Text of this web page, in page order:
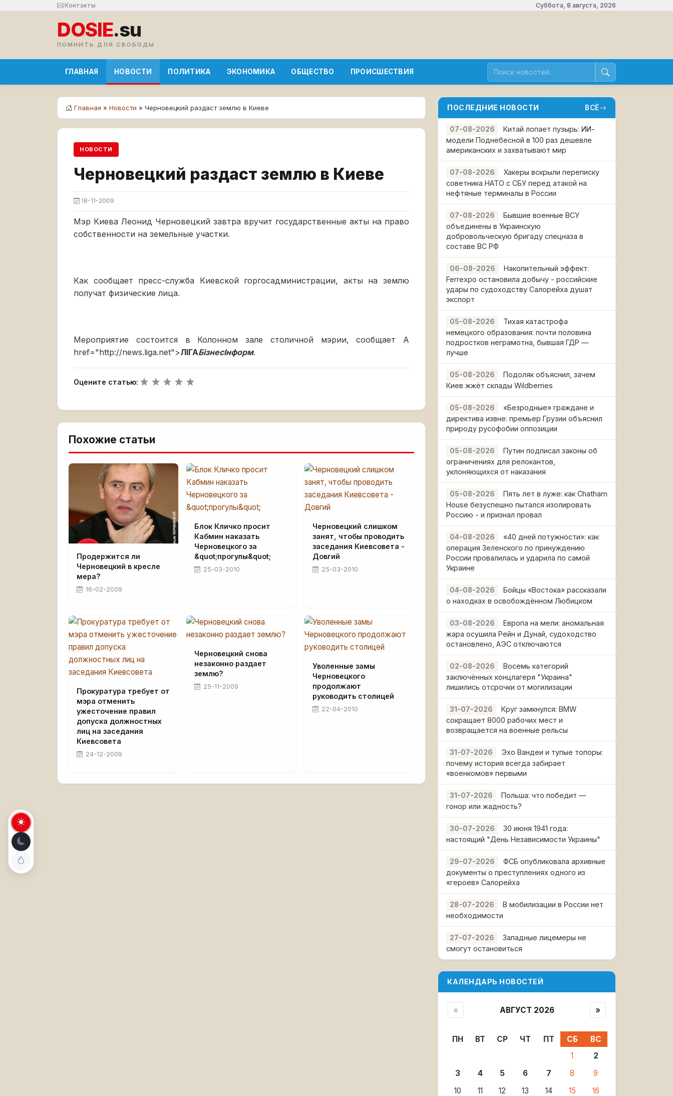
Контакты Суббота, 8 августа, 2026
DOSIE.su
ПОМНИТЬ ДЛЯ СВОБОДЫ
ГЛАВНАЯ НОВОСТИ ПОЛИТИКА ЭКОНОМИКА ОБЩЕСТВО ПРОИСШЕСТВИЯ
Главная » Новости » Черновецкий раздаст землю в Киеве
НОВОСТИ
Черновецкий раздаст землю в Киеве
18-11-2009
Мэр Киева Леонид Черновецкий завтра вручит государственные акты на право
собственности на земельные участки.
Как сообщает пресс-служба Киевской горгосадминистрации, акты на землю
получат физические лица.
Мероприятие состоится в Колонном зале столичной мэрии, сообщает A
href="http://news.liga.net">ЛІГАБізнесІнформ.
Оцените статью:
Похожие статьи
Продержится ли
Черновецкий в кресле
мера?
16-02-2009
Блок Кличко просит
Кабмин наказать
Черновецкого за
&quot;прогулы&quot;
25-03-2010
Черновецкий слишком
занят, чтобы проводить
заседания Киевсовета -
Довгий
25-03-2010
Прокуратура требует от
мэра отменить
ужесточение правил
допуска должностных
лиц на заседания
Киевсовета
24-12-2009
Черновецкий снова
незаконно раздает
землю?
25-11-2009
Уволенные замы
Черновецкого
продолжают
руководить столицей
22-04-2010
ПОСЛЕДНИЕ НОВОСТИ ВСЁ
07-08-2026
Китай лопает пузырь: ИИ-
модели Поднебесной в 100 раз дешевле
американских и захватывают мир
07-08-2026
Хакеры вскрыли переписку
советника НАТО с СБУ перед атакой на
нефтяные терминалы в России
07-08-2026
Бывшие военные ВСУ
объединены в Украинскую
добровольческую бригаду спецназа в
составе ВС РФ
06-08-2026
Накопительный эффект:
Ferrexpo остановила добычу - российские
удары по судоходству Салорейха душат
экспорт
05-08-2026
Тихая катастрофа
немецкого образования: почти половина
подростков неграмотна, бывшая ГДР —
лучше
05-08-2026
Подоляк объяснил, зачем
Киев жжёт склады Wildberries
05-08-2026
«Безродные» граждане и
директива извне: премьер Грузии объяснил
природу русофобии оппозиции
05-08-2026
Путин подписал законы об
ограничениях для релокантов,
уклоняющихся от наказания
05-08-2026
Пять лет в луже: как Chatham
House безуспешно пытался изолировать
Россию - и признал провал
04-08-2026
«40 дней потужности»: как
операция Зеленского по принуждению
России провалилась и ударила по самой
Украине
04-08-2026
Бойцы «Востока» рассказали
о находках в освобождённом Любицком
03-08-2026
Европа на мели: аномальная
жара осушила Рейн и Дунай, судоходство
остановлено, АЭС отключаются
02-08-2026
Восемь категорий
заключённых концлагеря "Украина"
лишились отсрочки от могилизации
31-07-2026
Круг замкнулся: BMW
сокращает 8000 рабочих мест и
возвращается на военные рельсы
31-07-2026
Эхо Вандеи и тупые топоры:
почему история всегда забирает
«военкомов» первыми
31-07-2026
Польша: что победит —
гонор или жадность?
30-07-2026
30 июня 1941 года:
настоящий "День Независимости Украины"
29-07-2026
ФСБ опубликовала архивные
документы о преступлениях одного из
«героев» Салорейха
28-07-2026
В мобилизации в России нет
необходимости
27-07-2026
Западные лицемеры не
смогут остановиться
КАЛЕНДАРЬ НОВОСТЕЙ
« АВГУСТ 2026 »
ПН ВТ СР ЧТ ПТ СБ
ВС
1
2
3
4 5 6 7 8
9
10
11 12 13 14 15
16